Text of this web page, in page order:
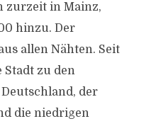
zurzeit in Mainz,
hinzu. Der
allen Nähten. Seit
Stadt zu den
der
die niedrigen